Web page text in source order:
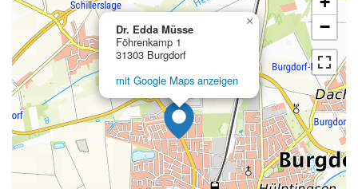
Dr. Edda Müsse
Föhrenkamp 1
31303 Burgdorf
mit Google Maps anzeigen
×
−